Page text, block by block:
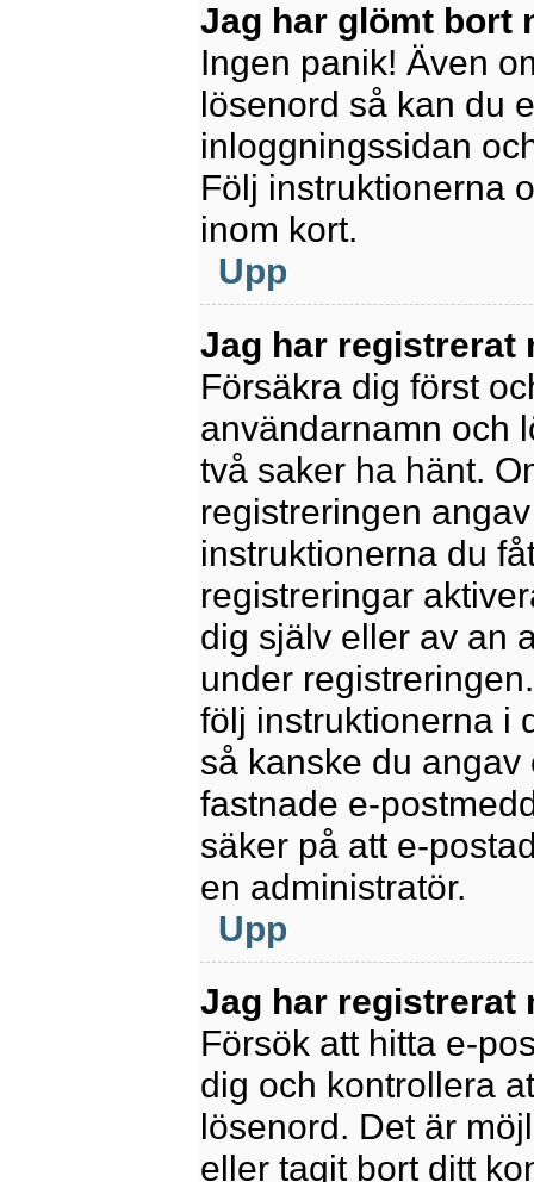
Jag har glömt bort
Ingen panik! Även
lösenord så kan du
inloggningssidan
Följ instruktionerna
inom kort.
Upp
Jag har registrerat
Försäkra dig först
användarnamn och
två saker ha hänt.
registreringen
instruktionerna du
registreringar
dig själv eller av an
under
följ instruktionerna i
så kanske du
fastnade e-
säker på att e-
en administratör.
Upp
Jag har registrerat
Försök att hitta e-
dig och kontrollera
lösenord. Det är
eller tagit bort ditt